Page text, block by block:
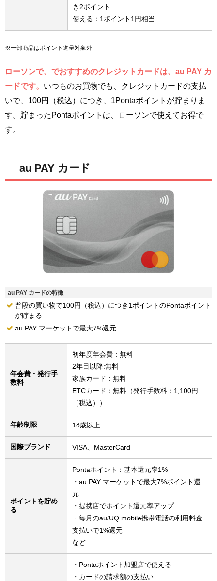
き2ポイント
使える：1ポイント1円相当
※一部商品はポイント進呈対象外
ローソンで、でおすすめのクレジットカードは、au PAY カ
ードです。 いつものお買物でも、クレジットカードの支払
いで、100円（税込）につき、1Pontaポイントが貯まりま
す。貯まったPontaポイントは、ローソンで使えてお得で
す。
au PAY カード
au PAY カードの特徴
普段の買い物で100円（税込）につき1ポイントのPontaポイント
が貯まる
au PAY マーケットで最大7%還元
年会費・発行手
数料
初年度年会費：無料
2年目以降:無料
家族カード：無料
ETCカード：無料（発行手数料：1,100円
（税込））
年齢制限 18歳以上
国際ブランド VISA、MasterCard
ポイントを貯め
る
Pontaポイント：基本還元率1%
・au PAY マーケットで最大7%ポイント還
元
・提携店でポイント還元率アップ
・毎月のau/UQ mobile携帯電話の利用料金
支払いで1%還元
など
・Pontaポイント加盟店で使える
・カードの請求額の支払い